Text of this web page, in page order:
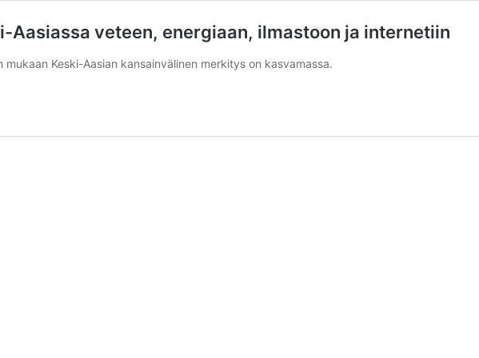
Aasiassa veteen, energiaan, ilmastoon ja internetiin
Keski-Aasian kansainvälinen merkitys on kasvamassa.